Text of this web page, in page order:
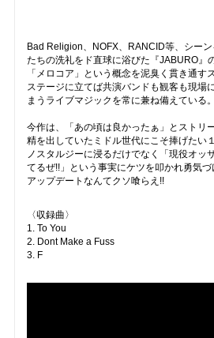
Bad Religion、NOFX、RANCID等、シー
たちの洗礼をド直球に浴びた『JABURO』
「メロコア」という概念を泥臭く貫き通す
ステージに立てば共演バンドも観客も現場
まうライブマジックを常に兼ね備えている。
今作は、「あの頃は良かったぁ」とストリ
精を出していたミドル世代にこそ捧げたい１
ノスタルジーに浸るだけでなく「現役オッ
てるぜ!!」という事実にケツを叩かれ勇気づ
アップデートなんてクソ喰らえ!!
〈収録曲〉
1. To You
2. Dont Make a Fuss
3. F